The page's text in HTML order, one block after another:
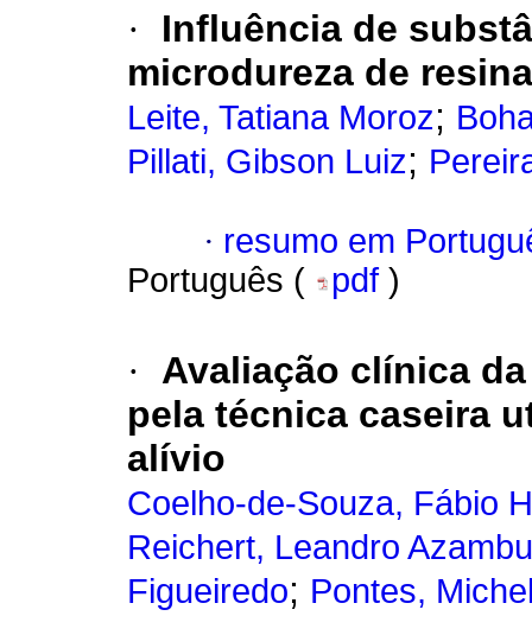
·
Influência de
microdureza de
Leite, Tatiana Moroz;
Pillati, Gibson Luiz;
· resumo em
Português (
pdf )
·
Avaliação clínica
pela técnica caseira
alívio
Coelho-de-Souza, Fábio
Reichert, Leandro
Figueiredo; Pontes,